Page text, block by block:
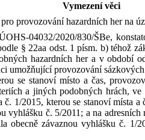
Vymezení věci
provozování hazardních her na
04032/2020/830/ŠBe,
§ 22aa odst. 1písm. b)téhož
hazardních her a vobdobí
umožňující provozování sázkových
se stanoví místoa čas,
a jiných podobných hrách,ve
č. 1/2015, kterou se stanoví místa a
vyhlášku č. 5/2011; ana adresních
obecně závaznou vyhlášku č. 1/